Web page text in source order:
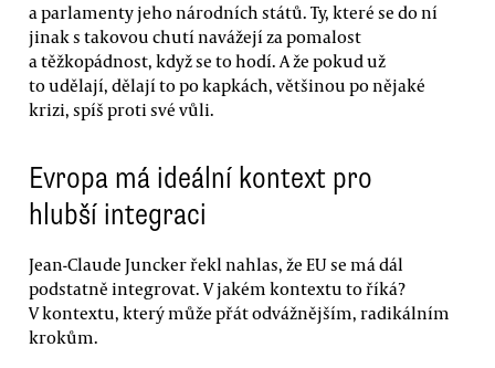
a parlamenty jeho národních států. Ty, které se do ní
jinak s takovou chutí navážejí za pomalost
a těžkopádnost, když se to hodí. A že pokud už
to udělají, dělají to po kapkách, většinou po nějaké
krizi, spíš proti své vůli.
Evropa má ideální kontext pro
hlubší integraci
Jean-Claude Juncker řekl nahlas, že EU se má dál
podstatně integrovat. V jakém kontextu to říká?
V kontextu, který může přát odvážnějším, radikálním
krokům.